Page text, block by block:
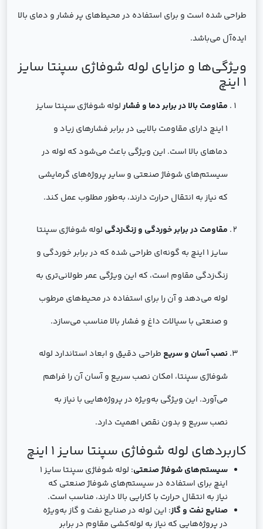
طراحی شده است و برای استفاده در محیط‌های پر فشار و دمای بالا
ایده‌آل می‌باشد.
ویژگی‌ها و مزایای لوله شوفاژی سپنتا سایز
1 اینچ
مقاومت بالا در برابر دما و فشارلوله شوفاژی سپنتا سایز
1 اینچ دارای مقاومت بالایی در برابر فشارهای زیاد و
دماهای بالا است. این ویژگی باعث می‌شود که لوله در
سیستم‌های شوفاژ صنعتی و سایر پروژه‌های گرمایشی
که نیاز به انتقال حرارت دارند، به‌طور مطلوب عمل کند.
مقاومت در برابر خوردگی و زنگ‌زدگی لوله شوفاژی سپنتا
سایز 1 اینچ به گونه‌ای طراحی شده که در برابر خوردگی و
زنگ‌زدگی مقاوم است، که این ویژگی عمر طولانی‌تری به
لوله می‌دهد و آن را برای استفاده در محیط‌های مرطوب
و صنعتی با سیالات داغ و فشار بالا مناسب می‌سازد.
نصب آسان و سریع طراحی دقیق و ابعاد استاندارد لوله
شوفاژی سپنتا، امکان نصب سریع و آسان آن را فراهم
می‌آورد. این ویژگی به‌ویژه در پروژه‌هایی با نیاز به
نصب سریع و بدون نقص اهمیت دارد.
کاربردهای لوله شوفاژی سپنتا سایز 1 اینچ
سیستم‌های شوفاژ صنعتی
: لوله شوفاژی سپنتا سایز 1
اینچ برای استفاده در سیستم‌های شوفاژ صنعتی که
نیاز به انتقال حرارت با کارایی بالا دارند، مناسب است.
صنایع نفت و گاز: این لوله در صنایع نفت و گاز به‌ویژه
در پروژه‌هایی که نیاز به لوله‌کشی مقاوم در برابر